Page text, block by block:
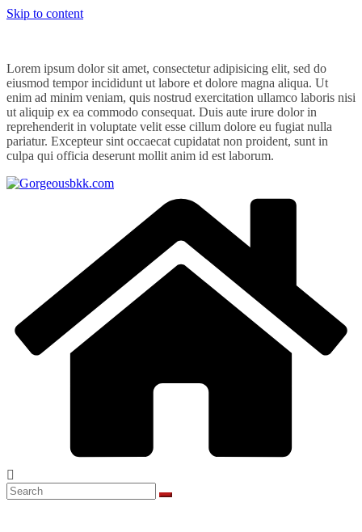
Skip to content
Lorem ipsum dolor sit amet, consectetur adipisicing elit, sed do
eiusmod tempor incididunt ut labore et dolore magna aliqua. Ut
enim ad minim veniam, quis nostrud exercitation ullamco laboris nisi
ut aliquip ex ea commodo consequat. Duis aute irure dolor in
reprehenderit in voluptate velit esse cillum dolore eu fugiat nulla
pariatur. Excepteur sint occaecat cupidatat non proident, sunt in
culpa qui officia deserunt mollit anim id est laborum.